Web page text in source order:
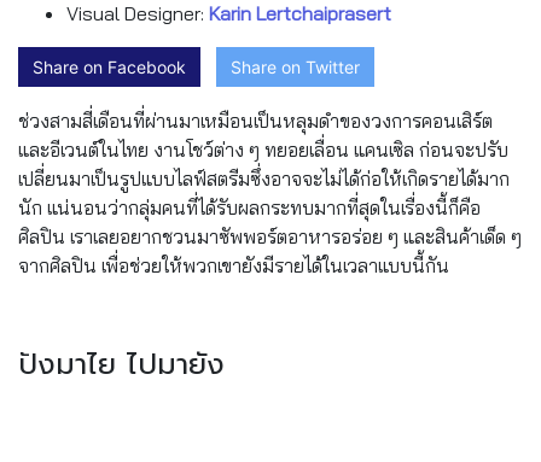
Visual Designer: Karin Lertchaiprasert
Share on Facebook Share on Twitter
ช่วงสามสี่เดือนที่ผ่านมาเหมือนเป็นหลุมดำของวงการคอนเสิร์ต
และอีเวนต์ในไทย งานโชว์ต่าง ๆ ทยอยเลื่อน แคนเซิล ก่อนจะปรับ
เปลี่ยนมาเป็นรูปแบบไลฟ์สตรีมซึ่งอาจจะไม่ได้ก่อให้เกิดรายได้มาก
นัก แน่นอนว่ากลุ่มคนที่ได้รับผลกระทบมากที่สุดในเรื่องนี้ก็คือ
ศิลปิน เราเลยอยากชวนมาซัพพอร์ตอาหารอร่อย ๆ และสินค้าเด็ด ๆ
จากศิลปิน เพื่อช่วยให้พวกเขายังมีรายได้ในเวลาแบบนี้กัน
ปังมาไย ไปมายัง